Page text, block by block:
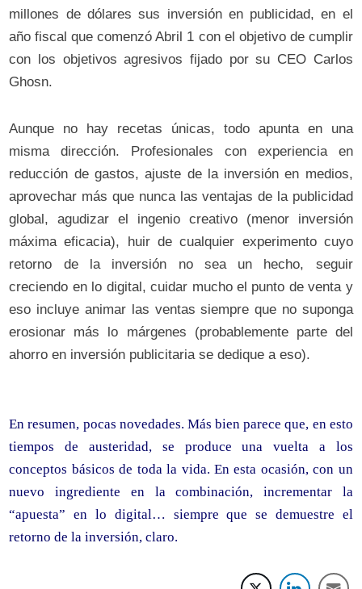
millones de dólares sus inversión en publicidad, en el
año fiscal que comenzó Abril 1 con el objetivo de cumplir
con los objetivos agresivos fijado por su CEO Carlos
Ghosn.
Aunque no hay recetas únicas, todo apunta en una
misma dirección. Profesionales con experiencia en
reducción de gastos, ajuste de la inversión en medios,
aprovechar más que nunca las ventajas de la publicidad
global, agudizar el ingenio creativo (menor inversión
máxima eficacia), huir de cualquier experimento cuyo
retorno de la inversión no sea un hecho, seguir
creciendo en lo digital, cuidar mucho el punto de venta y
eso incluye animar las ventas siempre que no suponga
erosionar más lo márgenes (probablemente parte del
ahorro en inversión publicitaria se dedique a eso).
En resumen, pocas novedades. Más bien parece que, en esto
tiempos de austeridad, se produce una vuelta a los
conceptos básicos de toda la vida. En esta ocasión, con un
nuevo ingrediente en la combinación, incrementar la
“apuesta” en lo digital… siempre que se demuestre el
retorno de la inversión, claro.